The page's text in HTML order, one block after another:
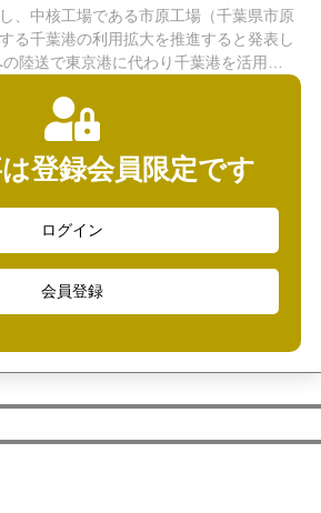
、中核工場である市原工場（千葉県市原
る千葉港の利用拡大を推進すると発表し
陸送で東京港に代わり千葉港を活用…
登録会員限定です
ログイン
会員登録